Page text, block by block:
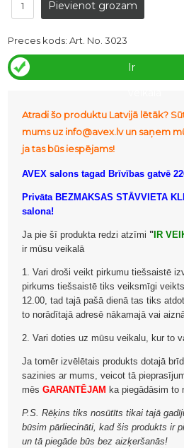
Preces kods:Art. No. 3023
Ir
Atradi šo produktu Latvijā lētāk?
mums uz info@avex.lv un saņem
ja tas būs iespējams!
AVEX salons tagad Brīvības gatvē
Privāta BEZMAKSAS STĀVVIETA
salona!
Ja pie šī produkta redzi atzīmi " IR
ir mūsu veikalā
1. Vari droši veikt pirkumu tiešsaistē
pirkums tiešsaistē tiks veiksmīgi
12.00, tad tajā pašā dienā tas tiks
to norādītajā adresē nākamajā vai
2. Vari doties uz mūsu veikalu, kur to
Ja tomēr izvēlētais produkts dotajā
sazinies ar mums, veicot tā
mēsGARANTĒJAM ka piegādāsim to
P.S. Rēķins tiks nosūtīts tikai tajā
būsim pārliecināti, kad šis produkts ir
un tā piegāde būs bez aizķeršanās!